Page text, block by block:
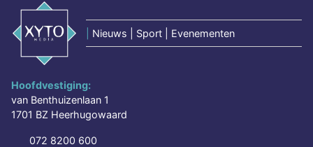
Nieuws | Sport | Evenementen
Hoofdvestiging:
van Benthuizenlaan 1
1701 BZ Heerhugowaard
072 8200 600